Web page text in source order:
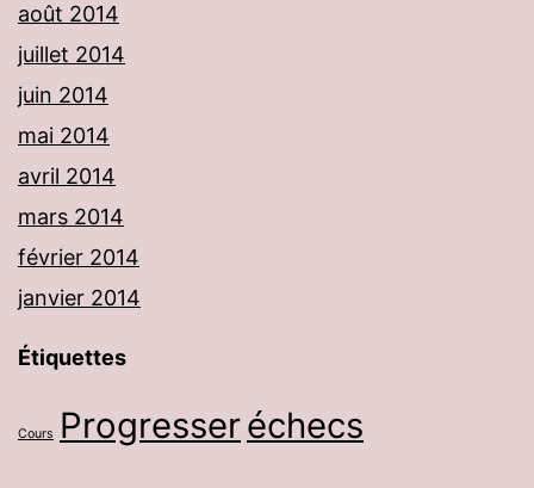
août 2014
juillet 2014
juin 2014
mai 2014
avril 2014
mars 2014
février 2014
janvier 2014
Étiquettes
Cours Progresseréchecs